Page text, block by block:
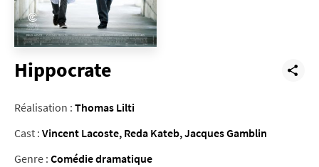
Hippocrate
Réalisation : Thomas Lilti
Cast : Vincent Lacoste, Reda Kateb, Jacques Gamblin
Genre : Comédie dramatique